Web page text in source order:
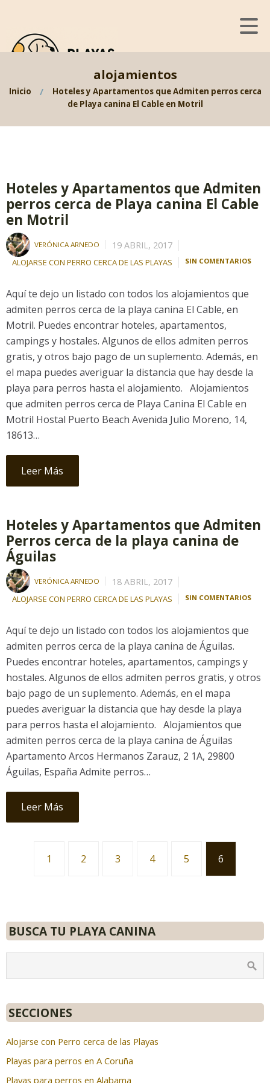
alojamientos
Inicio
Hoteles y Apartamentos que Admiten perros cerca
de Playa canina El Cable en Motril
Hoteles y Apartamentos que Admiten
perros cerca de Playa canina El Cable
en Motril
VERÓNICA ARNEDO 19 ABRIL, 2017
ALOJARSE CON PERRO CERCA DE LAS PLAYAS SIN COMENTARIOS
Aquí te dejo un listado con todos los alojamientos que
admiten perros cerca de la playa canina El Cable, en
Motril. Puedes encontrar hoteles, apartamentos,
campings y hostales. Algunos de ellos admiten perros
gratis, y otros bajo pago de un suplemento. Además, en
el mapa puedes averiguar la distancia que hay desde la
playa para perros hasta el alojamiento. Alojamientos
que admiten perros cerca de Playa Canina El Cable en
Motril Hostal Puerto Beach Avenida Julio Moreno, 14,
18613…
Leer Más
Hoteles y Apartamentos que Admiten
Perros cerca de la playa canina de
Águilas
VERÓNICA ARNEDO 18 ABRIL, 2017
ALOJARSE CON PERRO CERCA DE LAS PLAYAS SIN COMENTARIOS
Aquí te dejo un listado con todos los alojamientos que
admiten perros cerca de la playa canina de Águilas.
Puedes encontrar hoteles, apartamentos, campings y
hostales. Algunos de ellos admiten perros gratis, y otros
bajo pago de un suplemento. Además, en el mapa
puedes averiguar la distancia que hay desde la playa
para perros hasta el alojamiento. Alojamientos que
admiten perros cerca de la playa canina de Águilas
Apartamento Arcos Hermanos Zarauz, 2 1A, 29800
Águilas, España Admite perros…
Leer Más
1 2 3 4 5 6
BUSCA TU PLAYA CANINA
SECCIONES
Alojarse con Perro cerca de las Playas
Playas para perros en A Coruña
Playas para perros en Alabama